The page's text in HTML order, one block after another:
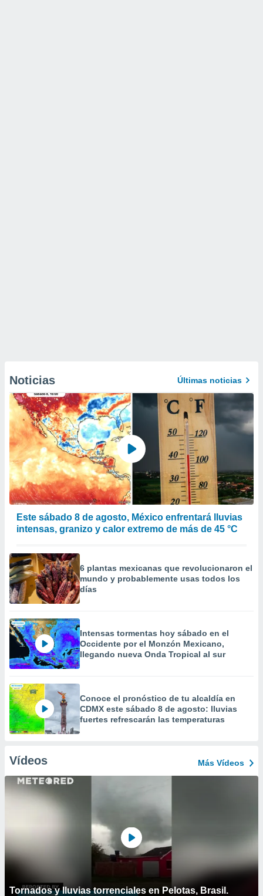
Noticias Últimas noticias
Este sábado 8 de agosto, México enfrentará lluvias
intensas, granizo y calor extremo de más de 45 °C
6 plantas mexicanas que revolucionaron el
mundo y probablemente usas todos los
días
Intensas tormentas hoy sábado en el
Occidente por el Monzón Mexicano,
llegando nueva Onda Tropical al sur
Conoce el pronóstico de tu alcaldía en
CDMX este sábado 8 de agosto: lluvias
fuertes refrescarán las temperaturas
Vídeos Más Vídeos
Tornados y lluvias torrenciales en Pelotas, Brasil.